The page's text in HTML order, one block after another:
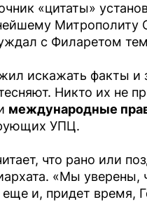
«цитаты»
Митрополиту
с Филаретом
искажать факты и
Никто их не
международные
УПЦ.
что рано или
«Мы
и, придет время,